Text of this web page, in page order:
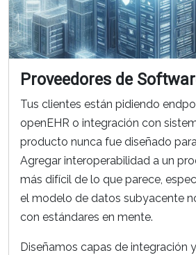
Proveedores de
Tus clientes están pidiendo
openEHR o integración con
producto nunca fue diseñado
Agregar interoperabilidad a un
más difícil de lo que parece,
el modelo de datos subyacente
con estándares en mente.
Diseñamos capas de integración